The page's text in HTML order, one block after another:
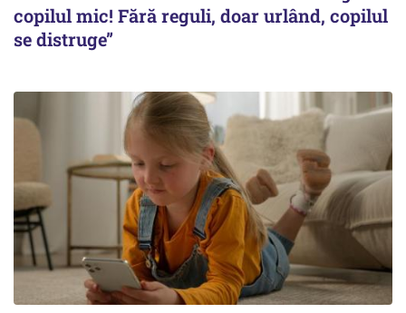
copilul mic! Fără reguli, doar urlând, copilul
se distruge”